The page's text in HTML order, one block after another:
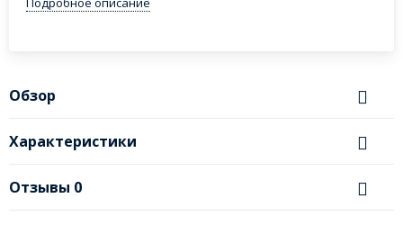
Обзор
Характеристики
Отзывы 0